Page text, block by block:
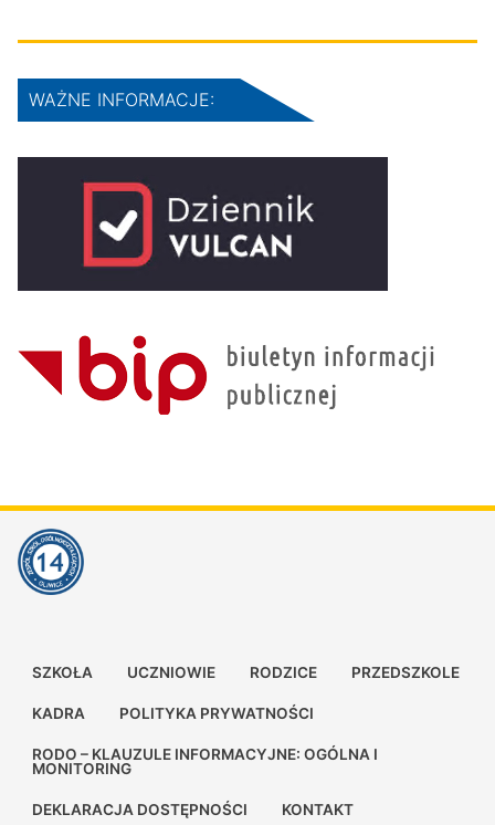
WAŻNE INFORMACJE:
SZKOŁA UCZNIOWIE RODZICE PRZEDSZKOLE
KADRA POLITYKA PRYWATNOŚCI
RODO – KLAUZULE INFORMACYJNE: OGÓLNA I
MONITORING
DEKLARACJA DOSTĘPNOŚCI KONTAKT